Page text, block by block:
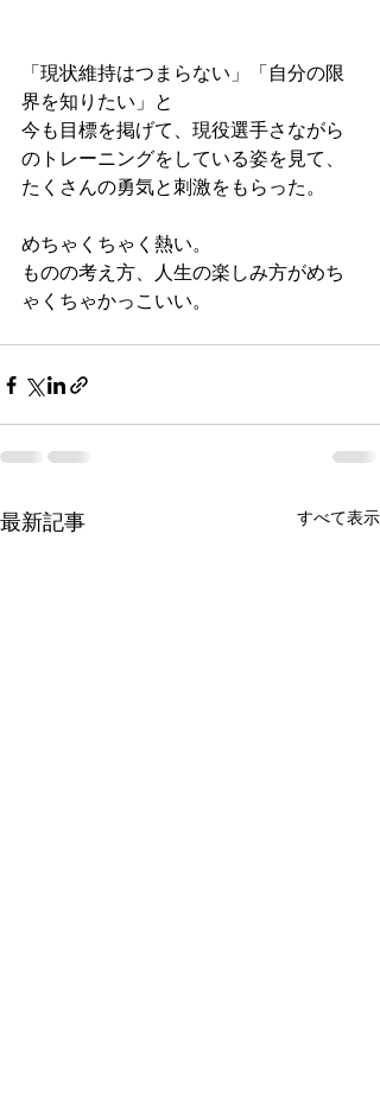
「現状維持はつまらない」「自分の限
界を知りたい」と
今も目標を掲げて、現役選手さながら
のトレーニングをしている姿を見て、
たくさんの勇気と刺激をもらった。
めちゃくちゃく熱い。
ものの考え方、人生の楽しみ方がめち
ゃくちゃかっこいい。
最新記事 すべて表示